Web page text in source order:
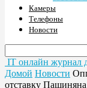
Камеры
Телефоны
Новости
IT онлайн журнал
Домой Новости
отставку